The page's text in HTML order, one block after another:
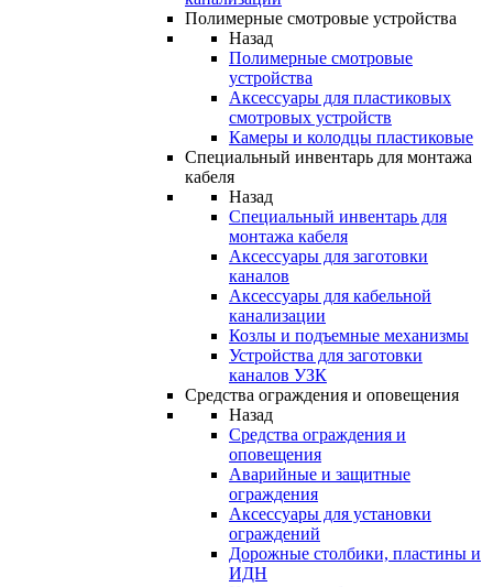
Полимерные смотровые устройства
Назад
Полимерные смотровые
устройства
Аксессуары для пластиковых
смотровых устройств
Камеры и колодцы пластиковые
Специальный инвентарь для монтажа
кабеля
Назад
Специальный инвентарь для
монтажа кабеля
Аксессуары для заготовки
каналов
Аксессуары для кабельной
канализации
Козлы и подъемные механизмы
Устройства для заготовки
каналов УЗК
Средства ограждения и оповещения
Назад
Средства ограждения и
оповещения
Аварийные и защитные
ограждения
Аксессуары для установки
ограждений
Дорожные столбики, пластины и
ИДН